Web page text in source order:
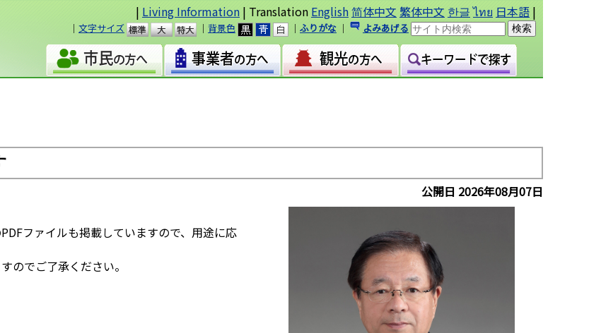
| Living Information | Translation English简体中文 繁体中文 한글 ไทย 日本語 |
｜ 文字サイズ
準
大
｜ 背景色 ｜ ふりがな ｜ よみあげる
公開日 2026年08月07日
ファイルも掲載していますので、用途に応
でご了承ください。